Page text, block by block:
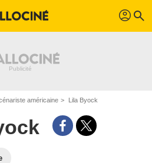
profil search
américaine Lila Byock